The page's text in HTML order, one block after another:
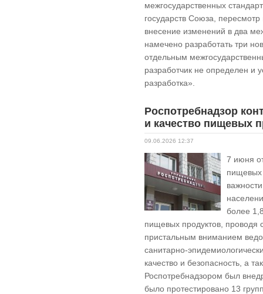
межгосударственных
государств Союза,
внесение изменений в два
намечено разработать три
отдельным
разработчик не определен и
разработка».
Роспотребнадзор
и качество пищевых
09.06.2026 12:37
7 июня
пищевых
более
пищевых продуктов,
пристальным вниманием
санитарно-
качество и безопасность, а
Роспотребнадзором был
было протестировано 13